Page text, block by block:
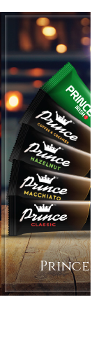
Prince